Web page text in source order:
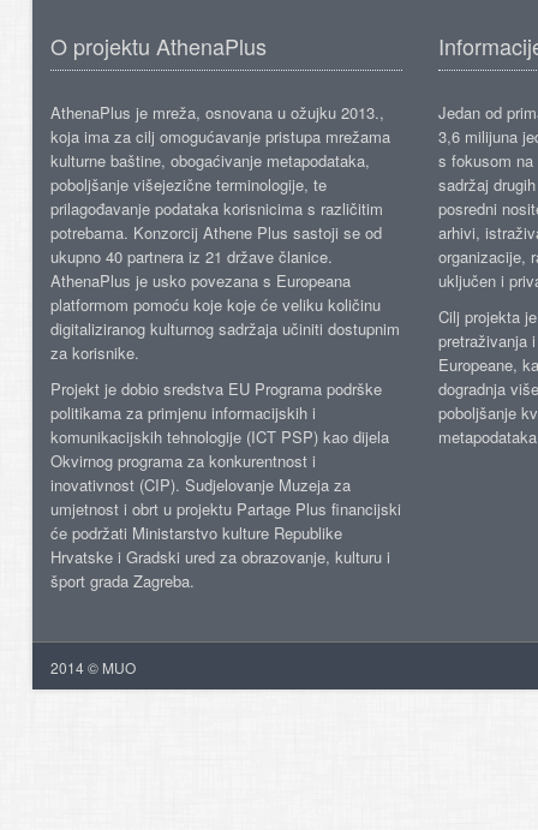
O projektu AthenaPlus
AthenaPlus je mreža, osnovana u ožujku 2013.,
koja ima za cilj omogućavanje pristupa mrežama
kulturne baštine, obogaćivanje metapodataka,
poboljšanje višejezične terminologije, te
prilagođavanje podataka korisnicima s različitim
potrebama. Konzorcij Athene Plus sastoji se od
ukupno 40 partnera iz 21 države članice.
AthenaPlus je usko povezana s Europeana
platformom pomoću koje koje će veliku količinu
digitaliziranog kulturnog sadržaja učiniti dostupnim
za korisnike.
Projekt je dobio sredstva EU Programa podrške
politikama za primjenu informacijskih i
komunikacijskih tehnologije (ICT PSP) kao dijela
Okvirnog programa za konkurentnost i
inovativnost (CIP). Sudjelovanje Muzeja za
umjetnost i obrt u projektu Partage Plus financijski
će podržati Ministarstvo kulture Republike
Hrvatske i Gradski ured za obrazovanje, kulturu i
šport grada Zagreba.
Jedan od
3,6 milijuna
s fokusom
sadržaj
posredni
arhivi,
organizacije,
uključen i
Cilj projekta
pretraživanja
Europeane,
dogradnja
poboljšanje
2014 © MUO